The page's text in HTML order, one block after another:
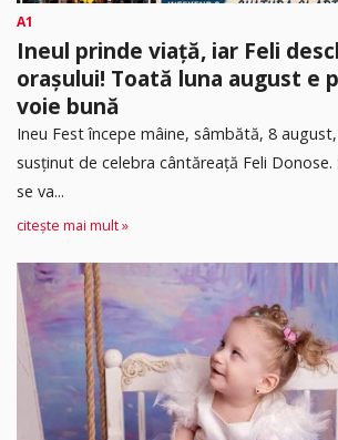
A1
Ineul prinde viață, iar Feli
orașului! Toată luna august e
voie bună
Ineu Fest începe mâine, sâmbătă, 8
susținut de celebra cântăreață Feli Donose.
se va...
citește mai mult »